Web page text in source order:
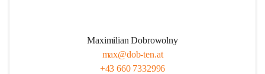
Maximilian Dobrowolny
max@dob-ten.at
+43 660 7332996